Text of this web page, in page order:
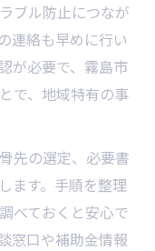
詳しく解説
実践ポイント
い費用節約術
費用を削減
イント解説
と手続きの流れ
用するコツ
ブル防止につなが
連絡も早めに行い
が必要で、霧島市
で、地域特有の事
先の選定、必要書
ます。手順を整理
べておくと安心で
窓口や補助金情報